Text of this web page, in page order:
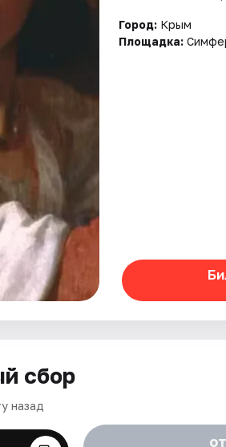
Город: Крым
Площадка:
сбор
назад